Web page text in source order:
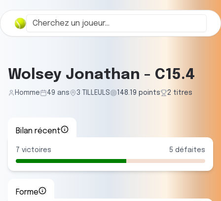
Wolsey Jonathan - C15.4
Homme 49 ans 3 TILLEULS 148.19 points 2 titres
Bilan récent
7 victoires 5 défaites
Forme